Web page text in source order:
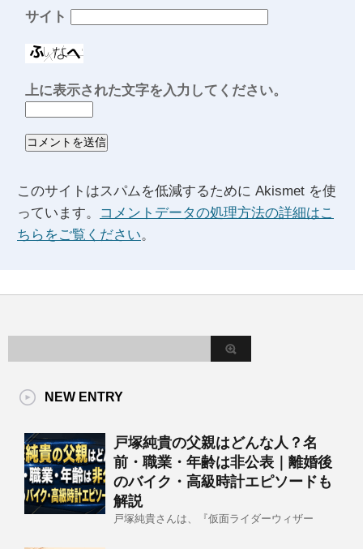
サイト
上に表示された文字を入力してください。
このサイトはスパムを低減するために Akismet を使
っています。
コメントデータの処理方法の詳細はこ
ちらをご覧ください。
NEW ENTRY
戸塚純貴の父親はどんな人？名
前・職業・年齢は非公表｜離婚後
のバイク・高級時計エピソードも
解説
戸塚純貴さんは、『仮面ライダーウィザー